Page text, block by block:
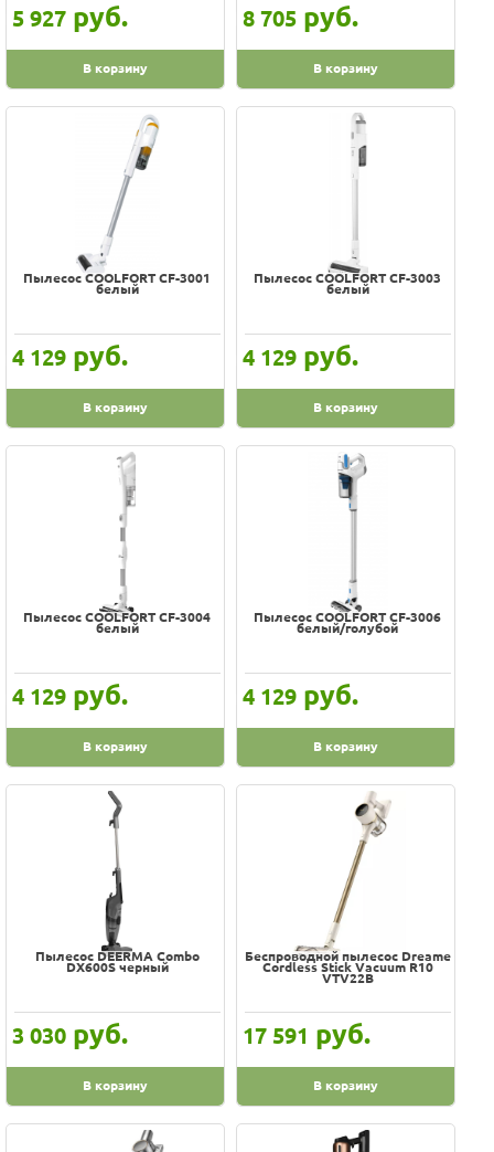
5 927 руб.
В корзину
8 705 руб.
В корзину
Пылесос COOLFORT CF-3001
белый
4 129 руб.
В корзину
Пылесос COOLFORT CF-3003
белый
4 129 руб.
В корзину
Пылесос COOLFORT CF-3004
белый
4 129 руб.
В корзину
Пылесос COOLFORT CF-3006
белый/голубой
4 129 руб.
В корзину
Пылесос DEERMA Combo
DX600S черный
3 030 руб.
В корзину
Беспроводной пылесос Dreame
Cordless Stick Vacuum R10
VTV22B
17 591 руб.
В корзину